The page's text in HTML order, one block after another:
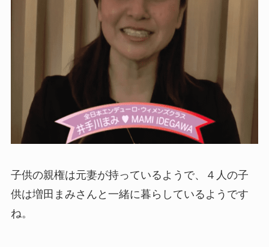
子供の親権は元妻が持っているようで、４人の子
供は増田まみさんと一緒に暮らしているようです
ね。